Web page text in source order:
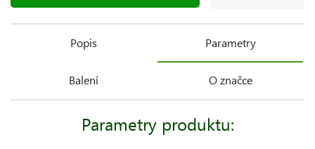
Popis Parametry
Balení O značce
Parametry produktu: